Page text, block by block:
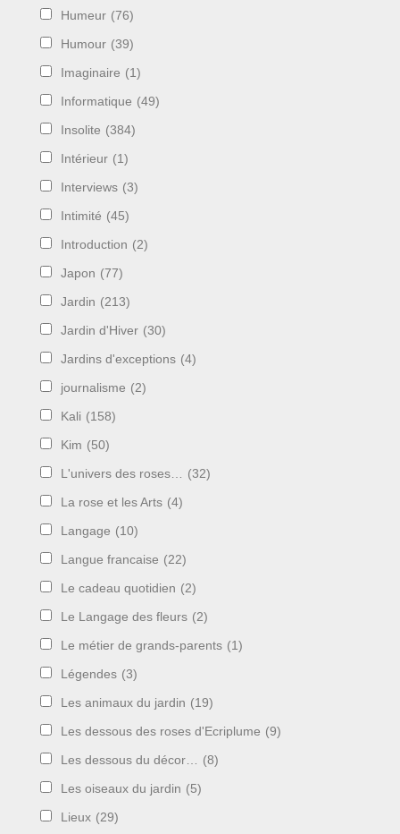
Humeur (76)
Humour (39)
Imaginaire (1)
Informatique (49)
Insolite (384)
Intérieur (1)
Interviews (3)
Intimité (45)
Introduction (2)
Japon (77)
Jardin (213)
Jardin d'Hiver (30)
Jardins d'exceptions (4)
journalisme (2)
Kali (158)
Kim (50)
L'univers des roses… (32)
La rose et les Arts (4)
Langage (10)
Langue francaise (22)
Le cadeau quotidien (2)
Le Langage des fleurs (2)
Le métier de grands-parents (1)
Légendes (3)
Les animaux du jardin (19)
Les dessous des roses d'Ecriplume (9)
Les dessous du décor… (8)
Les oiseaux du jardin (5)
Lieux (29)